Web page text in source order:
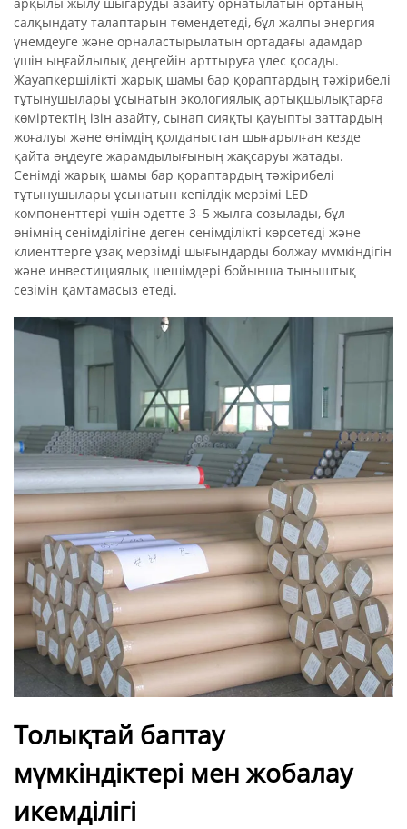
салқындату талаптарын төмендетеді, бұл жалпы энергия
үнемдеуге және орналастырылатын ортадағы адамдар
үшін ыңғайлылық деңгейін арттыруға үлес қосады.
Жауапкершілікті жарық шамы бар қораптардың тәжірибелі
тұтынушылары ұсынатын экологиялық артықшылықтарға
көміртектің ізін азайту, сынап сияқты қауыпты заттардың
жоғалуы және өнімдің қолданыстан шығарылған кезде
қайта өңдеуге жарамдылығының жақсаруы жатады.
Сенімді жарық шамы бар қораптардың тәжірибелі
тұтынушылары ұсынатын кепілдік мерзімі LED
компоненттері үшін әдетте 3–5 жылға созылады, бұл
өнімнің сенімділігіне деген сенімділікті көрсетеді және
клиенттерге ұзақ мерзімді шығындарды болжау мүмкіндігін
және инвестициялық шешімдері бойынша тыныштық
сезімін қамтамасыз етеді.
Толықтай баптау
мүмкіндіктері мен жобалау
икемділігі